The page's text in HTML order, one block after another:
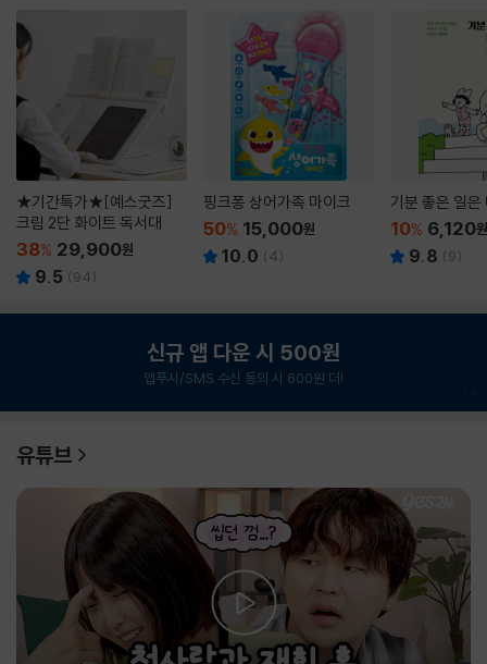
★기간특가★[예스굿즈]
크림 2단 화이트 독서대
38% 29,900원
9.5 (94)
핑크퐁 상어가족 마이크
50% 15,000원
10.0 (4)
기분 좋은 일은
10% 6,120원
9.8 (9)
신규 앱 다운 시 500원
앱푸시/SMS 수신 동의 시 600원 더!
유튜브